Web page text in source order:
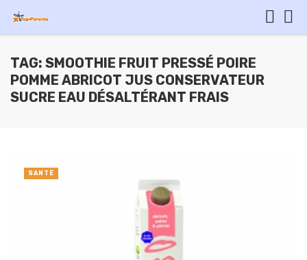
TAG: SMOOTHIE FRUIT PRESSÉ POIRE
POMME ABRICOT JUS CONSERVATEUR
SUCRE EAU DÉSALTÉRANT FRAIS
SANTÉ